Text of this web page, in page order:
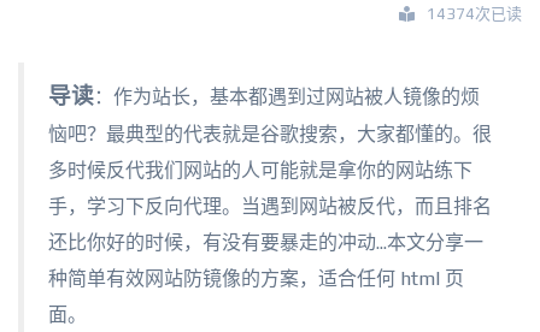
14374次已读
导读：作为站长，基本都遇到过网站被人镜像的烦
恼吧？最典型的代表就是谷歌搜索，大家都懂的。很
多时候反代我们网站的人可能就是拿你的网站练下
手，学习下反向代理。当遇到网站被反代，而且排名
还比你好的时候，有没有要暴走的冲动...本文分享一
种简单有效网站防镜像的方案，适合任何 html 页
面。